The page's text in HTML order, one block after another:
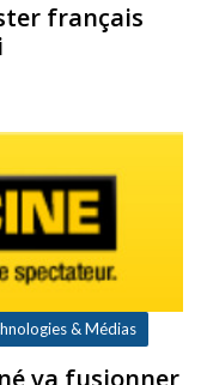
français
& Médias
va fusionner